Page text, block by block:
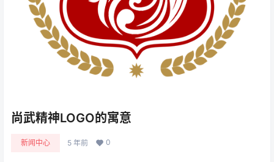
尚武精神LOGO的寓意
新闻中心 5 年前 0